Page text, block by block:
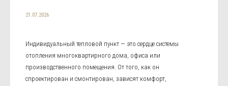
21.07.2026
Индивидуальный тепловой пункт — это сердце системы
отопления многоквартирного дома, офиса или
производственного помещения. От того, как он
спроектирован и смонтирован, зависят комфорт,